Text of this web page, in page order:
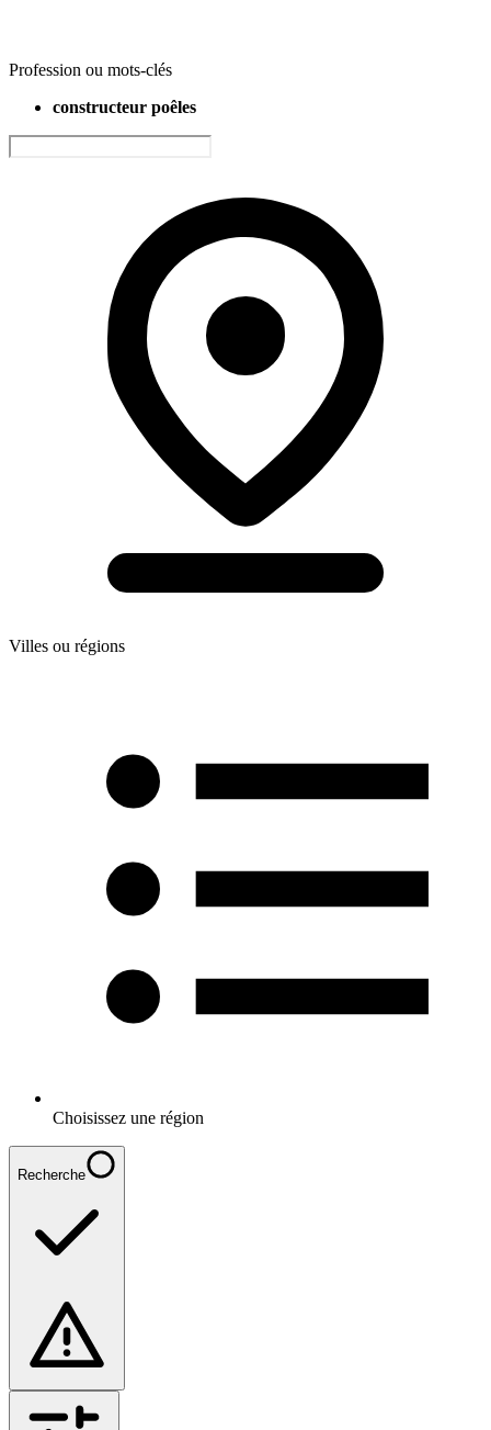
Profession ou mots-clés
constructeur poêles
Villes ou régions
Choisissez une région
Recherche